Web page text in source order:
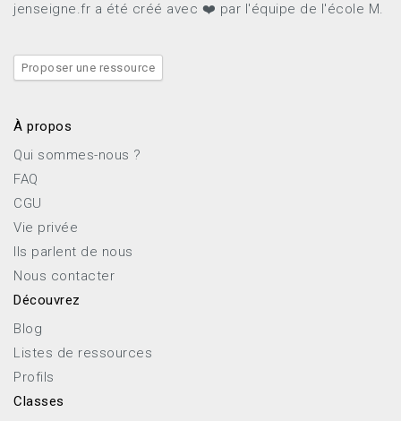
jenseigne.fr a été créé avec ❤️ par l'équipe de l'école M.
Proposer une ressource
À propos
Qui sommes-nous ?
FAQ
CGU
Vie privée
Ils parlent de nous
Nous contacter
Découvrez
Blog
Listes de ressources
Profils
Classes